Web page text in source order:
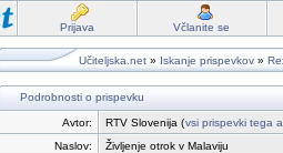
Prijava Včlanite se
Učiteljska.net » Iskanje prispevkov »
Podrobnosti o prispevku
Avtor: RTV Slovenija (vsi prispevki tega
Naslov:
Življenje otrok v Malaviju